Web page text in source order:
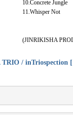
10.Concrete Jungle
11.Whisper Not
(JINRIKISHA
/ inTriospection